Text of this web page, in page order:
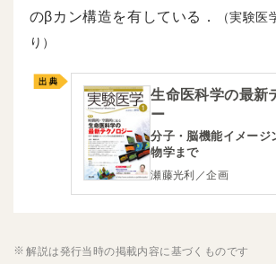
のβカン構造を有している．
（実験
り）
生命医科学の最新
ー
分子・脳機能イメージ
物学まで
瀬藤光利／企画
解説は発行当時の掲載内容に基づくものです